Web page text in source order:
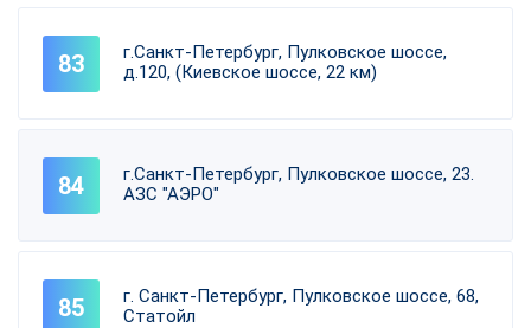
г.Санкт-Петербург, Пулковское шоссе,
д.120, (Киевское шоссе, 22 км)
г.Санкт-Петербург, Пулковское шоссе, 23.
АЗС "АЭРО"
г. Санкт-Петербург, Пулковское шоссе, 68,
Статойл